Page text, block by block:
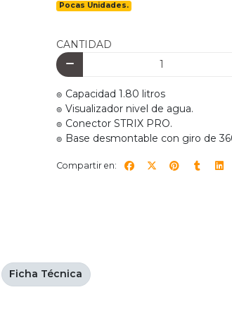
Pocas Unidades.
CANTIDAD
๏ Capacidad 1.80 litros
๏ Visualizador nivel de agua.
๏ Conector STRIX PRO.
๏ Base desmontable con giro de
Compartir en:
Ficha Técnica